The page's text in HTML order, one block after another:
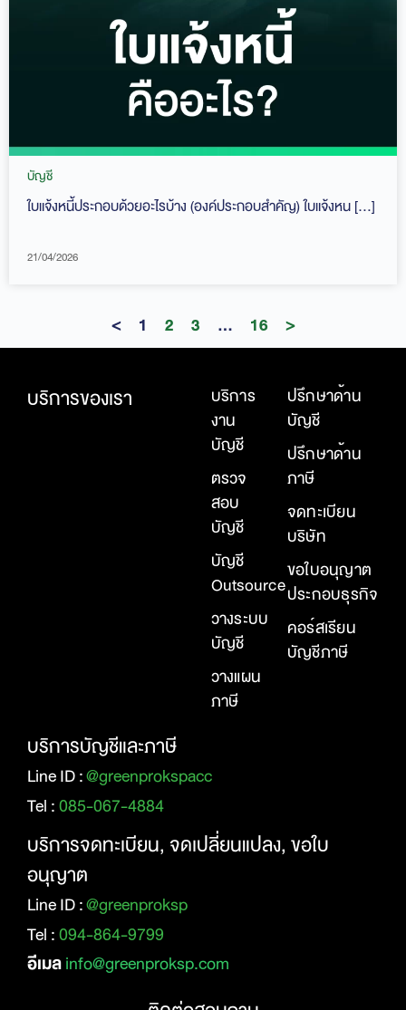
บัญชี
ใบแจ้งหนี้ประกอบด้วยอะไรบ้าง (องค์ประกอบสำคัญ) ใบแจ้งหน […]
21/04/2026
< 1 2 3 … 16 >
บริการของเรา
บริการ
งาน
บัญชี
ตรวจ
สอบ
บัญชี
บัญชี
Outsource
วางระบบ
บัญชี
วางแผน
ภาษี
ปรึกษาด้าน
บัญชี
ปรึกษาด้าน
ภาษี
จดทะเบียน
บริษัท
ขอใบอนุญาต
ประกอบธุรกิจ
คอร์สเรียน
บัญชีภาษี
บริการบัญชีและภาษี
Line ID :@greenprokspacc
Tel :085-067-4884
บริการจดทะเบียน, จดเปลี่ยนแปลง, ขอใบ
อนุญาต
Line ID :@greenproksp
Tel :094-864-9799
อีเมลinfo@greenproksp.com